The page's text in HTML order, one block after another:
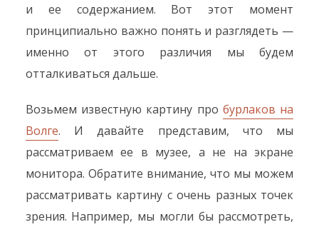
и ее содержанием. Вот этот момент
принципиально важно понять и разглядеть —
именно от этого различия мы будем
отталкиваться дальше.
Возьмем известную картину про бурлаков на
Волге. И давайте представим, что мы
рассматриваем ее в музее, а не на экране
монитора. Обратите внимание, что мы можем
рассматривать картину с очень разных точек
зрения. Например, мы могли бы рассмотреть,